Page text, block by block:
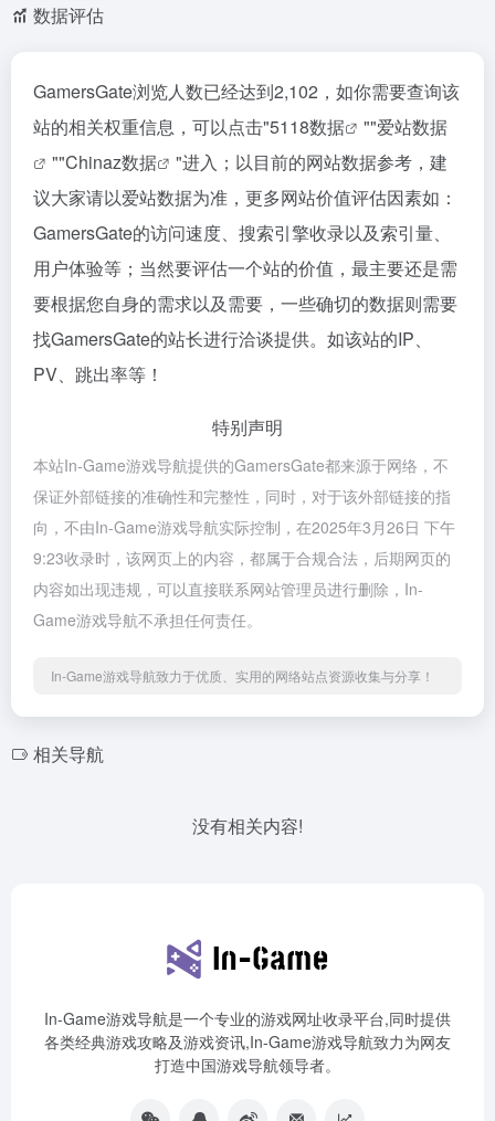
数据评估
GamersGate浏览人数已经达到2,102，如你需要查询该
站的相关权重信息，可以点击"5118数据 ""爱站数据
""Chinaz数据
"进入；以目前的网站数据参考，建
议大家请以爱站数据为准，更多网站价值评估因素如：
GamersGate的访问速度、搜索引擎收录以及索引量、
用户体验等；当然要评估一个站的价值，最主要还是需
要根据您自身的需求以及需要，一些确切的数据则需要
找GamersGate的站长进行洽谈提供。如该站的IP、
PV、跳出率等！
特别声明
本站In-Game游戏导航提供的GamersGate都来源于网络，不
保证外部链接的准确性和完整性，同时，对于该外部链接的指
向，不由In-Game游戏导航实际控制，在2025年3月26日 下午
9:23收录时，该网页上的内容，都属于合规合法，后期网页的
内容如出现违规，可以直接联系网站管理员进行删除，In-
Game游戏导航不承担任何责任。
In-Game游戏导航致力于优质、实用的网络站点资源收集与分享！
相关导航
没有相关内容!
In-Game游戏导航是一个专业的游戏网址收录平台,同时提供
各类经典游戏攻略及游戏资讯,In-Game游戏导航致力为网友
打造中国游戏导航领导者。